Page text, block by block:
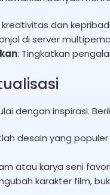
kreativitas dan
di server
: Tingkatkan
dengan inspirasi.
desain yang
atau karya seni
karakter film,